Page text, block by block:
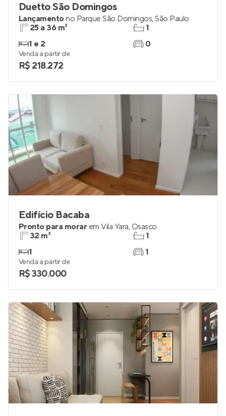
Duetto São Domingos
Lançamentono Parque São Domingos,São Paulo
25 a 36 m²
1 e 2
1
0
Venda a partir de
R$ 218.272
Edifício Bacaba
Pronto para morar em Vila Yara, Osasco
32 m²
1
1
1
Venda a partir de
R$ 330.000